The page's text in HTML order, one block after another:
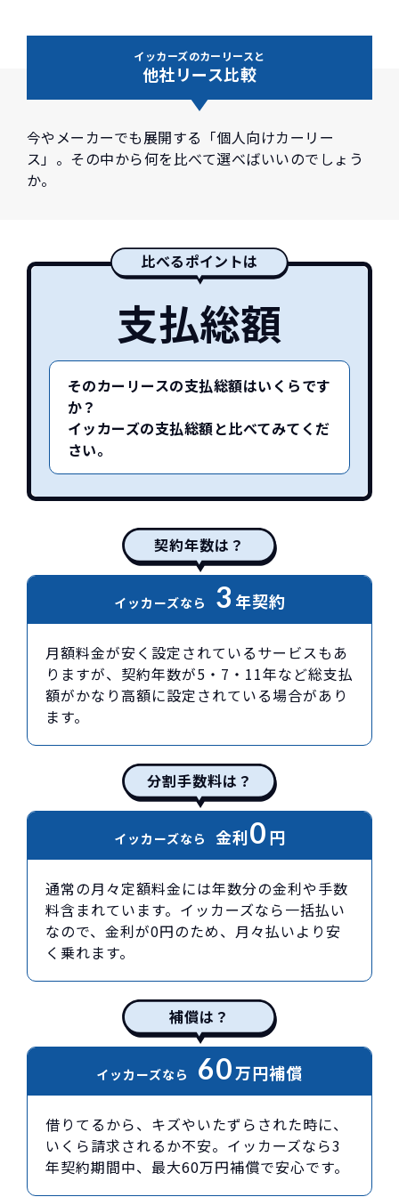
イッカーズのカーリースと
他社リース比較
今やメーカーでも展開する「個人向けカーリー
ス」。その中から何を比べて選べばいいのでしょう
か。
比べるポイントは
支払総額
そのカーリースの支払総額はいくらです
か？
イッカーズの支払総額と比べてみてくだ
さい。
契約年数は？
イッカーズなら 3 年契約
月額料金が安く設定されているサービスもあ
りますが、契約年数が5・7・11年など総支払
額がかなり高額に設定されている場合があり
ます。
分割手数料は？
イッカーズなら 金利0円
通常の月々定額料金には年数分の金利や手数
料含まれています。イッカーズなら一括払い
なので、金利が0円のため、月々払いより安
く乗れます。
補償は？
イッカーズなら 60万円補償
借りてるから、キズやいたずらされた時に、
いくら請求されるか不安。イッカーズなら3
年契約期間中、最大60万円補償で安心です。